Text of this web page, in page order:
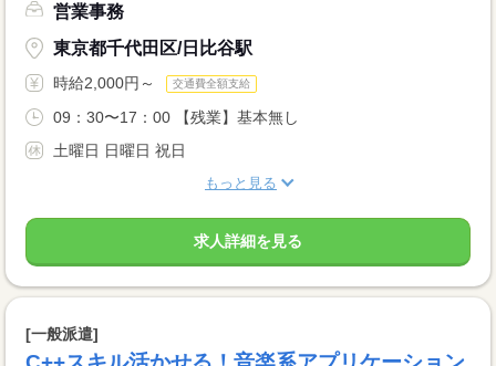
営業事務
東京都千代田区/日比谷駅
時給2,000円～ 交通費全額支給
09：30〜17：00 【残業】基本無し
土曜日 日曜日 祝日
もっと見る
求人詳細を見る
[一般派遣]